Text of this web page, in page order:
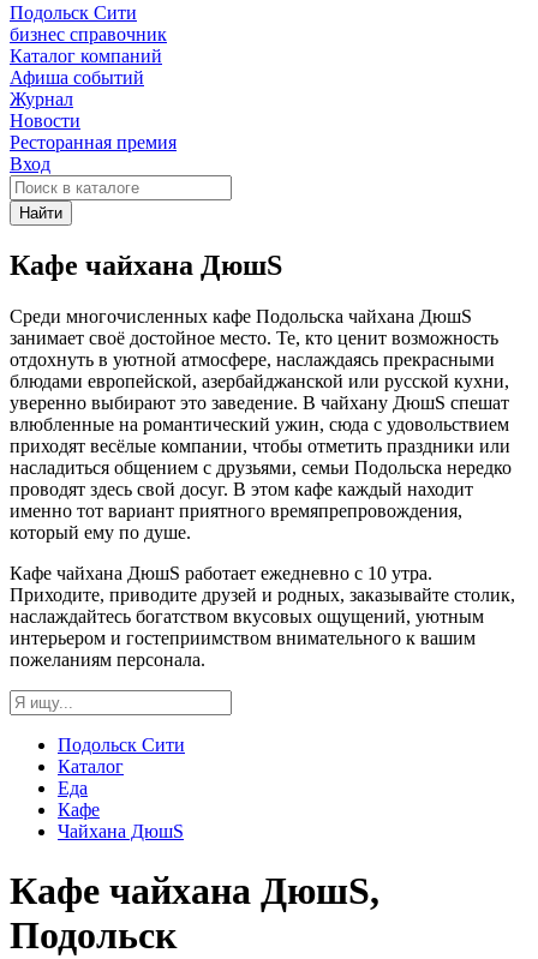
Подольск Сити
бизнес справочник
Каталог компаний
Афиша событий
Журнал
Новости
Ресторанная премия
Вход
Найти
Кафе чайхана ДюшS
Среди многочисленных кафе Подольска чайхана ДюшS
занимает своё достойное место. Те, кто ценит возможность
отдохнуть в уютной атмосфере, наслаждаясь прекрасными
блюдами европейской, азербайджанской или русской кухни,
уверенно выбирают это заведение. В чайхану ДюшS спешат
влюбленные на романтический ужин, сюда с удовольствием
приходят весёлые компании, чтобы отметить праздники или
насладиться общением с друзьями, семьи Подольска нередко
проводят здесь свой досуг. В этом кафе каждый находит
именно тот вариант приятного времяпрепровождения,
который ему по душе.
Кафе чайхана ДюшS работает ежедневно с 10 утра.
Приходите, приводите друзей и родных, заказывайте столик,
наслаждайтесь богатством вкусовых ощущений, уютным
интерьером и гостеприимством внимательного к вашим
пожеланиям персонала.
Подольск Сити
Каталог
Еда
Кафе
Чайхана ДюшS
Кафе чайхана ДюшS,
Подольск